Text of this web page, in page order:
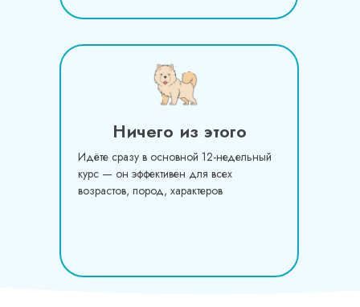
Идёте сразу в основной 12-недельный
курс — он эффективен для всех
возрастов, пород, характеров
Ничего из этого